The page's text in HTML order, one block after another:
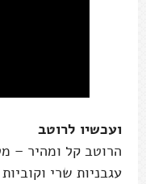
ועכשיו לרוטב
הרוטב קל ומהיר –
עגבניות שרי